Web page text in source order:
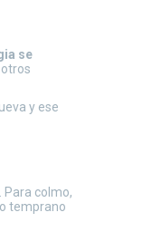
se
y ese
Para colmo,
temprano